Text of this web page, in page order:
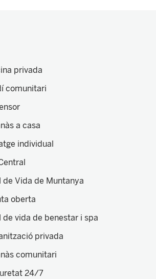
privada
comunitari
a casa
individual
de Vida de Muntanya
oberta
de vida de benestar i spa
privada
comunitari
24/7